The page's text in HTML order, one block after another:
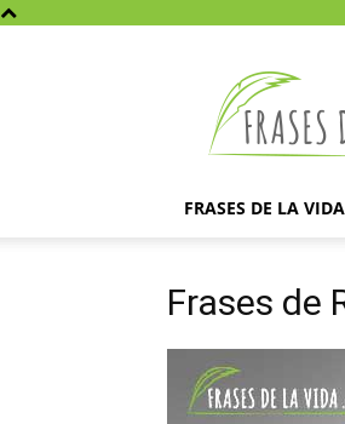
FRASES DE LA VIDA
Frases de